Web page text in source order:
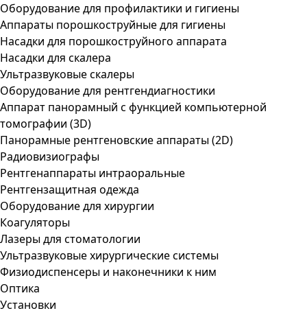
Оборудование для профилактики и гигиены
Аппараты порошкоструйные для гигиены
Насадки для порошкоструйного аппарата
Насадки для скалера
Ультразвуковые скалеры
Оборудование для рентгендиагностики
Аппарат панорамный с функцией компьютерной
томографии (3D)
Панорамные рентгеновские аппараты (2D)
Радиовизиографы
Рентгенаппараты интраоральные
Рентгензащитная одежда
Оборудование для хирургии
Коагуляторы
Лазеры для стоматологии
Ультразвуковые хирургические системы
Физиодиспенсеры и наконечники к ним
Оптика
Установки